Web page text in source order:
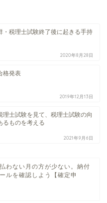
・税理士試験終了後に起きる手持
2020年8月28日
格発表
2019年12月13日
理士試験を見て、税理士試験の向
るものを考える
2021年9月6日
わない月の方が少ない。納付
ルを確認しよう【確定申